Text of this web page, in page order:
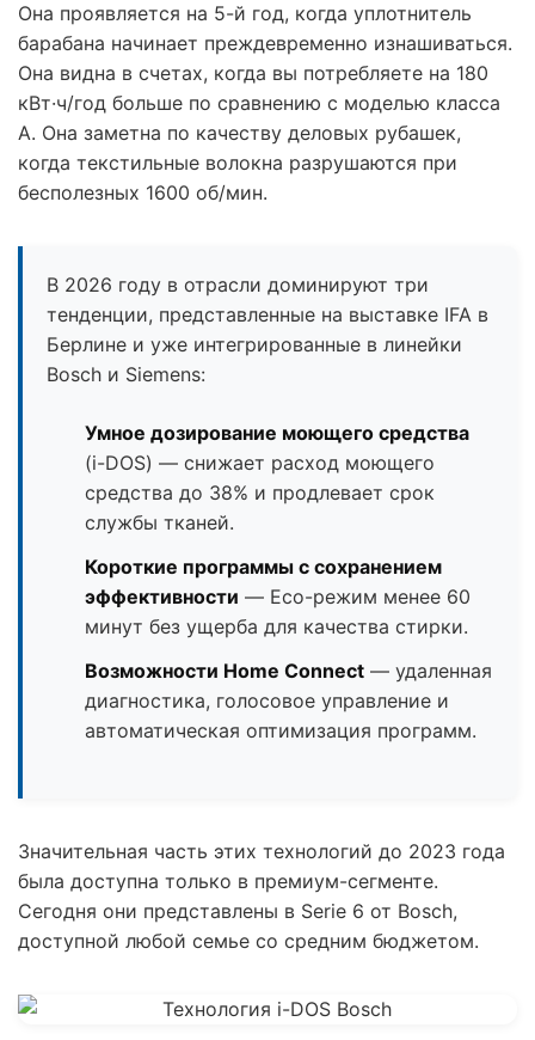
Она проявляется на 5-й год, когда уплотнитель
барабана начинает преждевременно изнашиваться.
Она видна в счетах, когда вы потребляете на 180
кВт·ч/год больше по сравнению с моделью класса
А. Она заметна по качеству деловых рубашек,
когда текстильные волокна разрушаются при
бесполезных 1600 об/мин.
В 2026 году в отрасли доминируют три
тенденции, представленные на выставке IFA в
Берлине и уже интегрированные в линейки
Bosch и Siemens:
Умное дозирование моющего средства
(i-DOS) — снижает расход моющего
средства до 38% и продлевает срок
службы тканей.
Короткие программы с сохранением
эффективности — Eco-режим менее 60
минут без ущерба для качества стирки.
Возможности Home Connect — удаленная
диагностика, голосовое управление и
автоматическая оптимизация программ.
Значительная часть этих технологий до 2023 года
была доступна только в премиум-сегменте.
Сегодня они представлены в Serie 6 от Bosch,
доступной любой семье со средним бюджетом.